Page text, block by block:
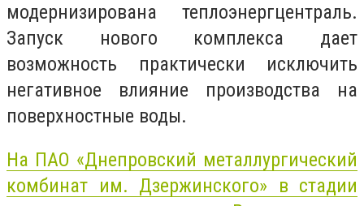
модернизирована теплоэнергцентраль.
Запуск нового комплекса дает
возможность практически исключить
негативное влияние производства на
поверхностные воды.
На ПАО «Днепровский металлургический
комбинат им. Дзержинского» в стадии